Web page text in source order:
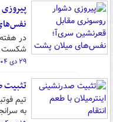
در
شکست
۲۹ دی ۰۴ - ۰۷:۵۷
تثبیت
تیم
به